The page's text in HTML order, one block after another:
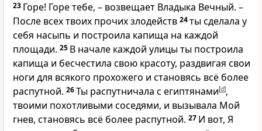
23 Горе! Горе тебе, – возвещает Владыка Вечный. –
После всех твоих прочих злодейств 24ты сделала у
себя насыпь и построила капища на каждой
площади. 25 В начале каждой улицы ты построила
капища и бесчестила свою красоту, раздвигая свои
ноги для всякого прохожего и становясь всё более
распутной. 26Ты распутничала с египтянами[d],
твоими похотливыми соседями, и вызывала Мой
гнев, становясь всё более распутной. 27 И вот, Я